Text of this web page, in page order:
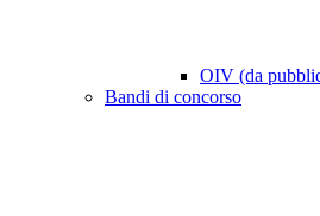
OIV (da
Bandi di concorso